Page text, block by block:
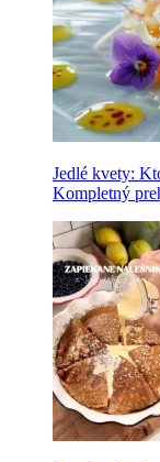
Jedlé kvety:
Kompletný